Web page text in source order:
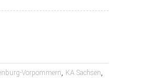
Vorpommern, KA Sachsen,